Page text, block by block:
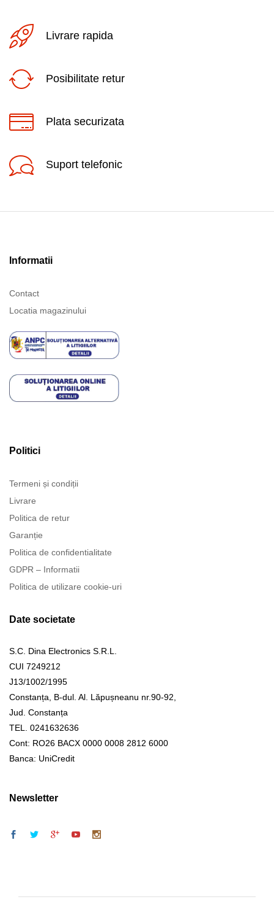
Livrare rapida
Posibilitate retur
Plata securizata
Suport telefonic
Informatii
Contact
Locatia magazinului
Politici
Termeni și condiții
Livrare
Politica de retur
Garanție
Politica de confidentialitate
GDPR – Informatii
Politica de utilizare cookie-uri
Date societate
S.C. Dina Electronics S.R.L.
CUI 7249212
J13/1002/1995
Constanța, B-dul. Al. Lăpușneanu nr.90-92,
Jud. Constanța
TEL. 0241632636
Cont: RO26 BACX 0000 0008 2812 6000
Banca: UniCredit
Newsletter